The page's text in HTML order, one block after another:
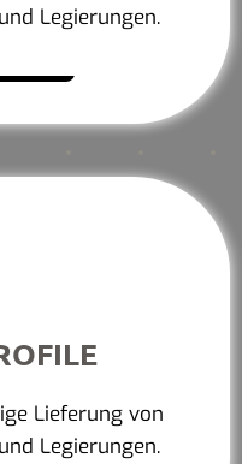
Legierungen.
Lieferung von
Legierungen.